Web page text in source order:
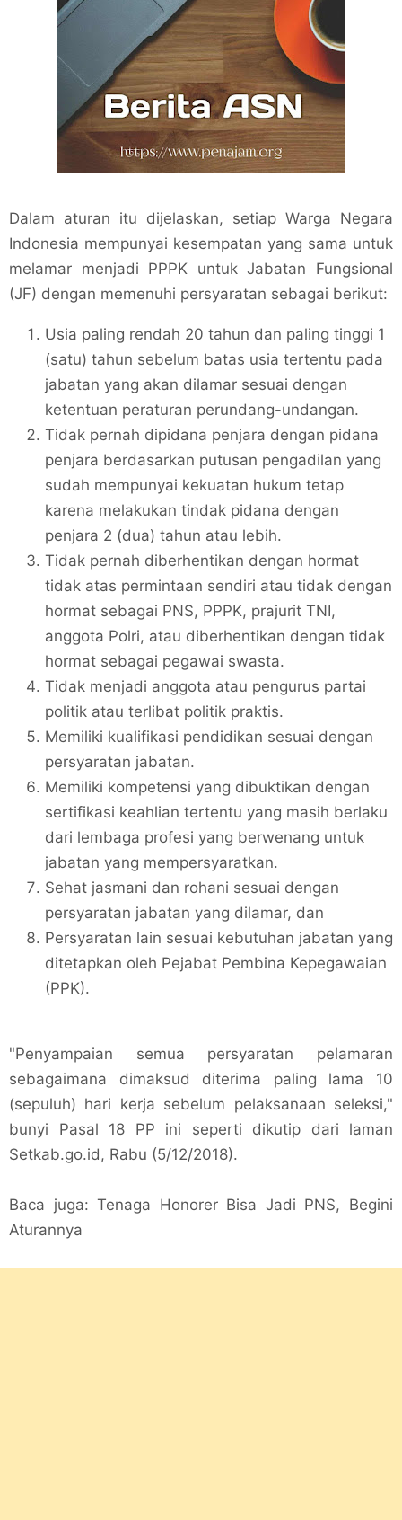
Dalam aturan itu dijelaskan, setiap Warga Negara
Indonesia mempunyai kesempatan yang sama untuk
melamar menjadi PPPK untuk Jabatan Fungsional
(JF) dengan memenuhi persyaratan sebagai berikut:
Usia paling rendah 20 tahun dan paling tinggi 1
(satu) tahun sebelum batas usia tertentu pada
jabatan yang akan dilamar sesuai dengan
ketentuan peraturan perundang-undangan.
Tidak pernah dipidana penjara dengan pidana
penjara berdasarkan putusan pengadilan yang
sudah mempunyai kekuatan hukum tetap
karena melakukan tindak pidana dengan
penjara 2 (dua) tahun atau lebih.
Tidak pernah diberhentikan dengan hormat
tidak atas permintaan sendiri atau tidak dengan
hormat sebagai PNS, PPPK, prajurit TNI,
anggota Polri, atau diberhentikan dengan tidak
hormat sebagai pegawai swasta.
Tidak menjadi anggota atau pengurus partai
politik atau terlibat politik praktis.
Memiliki kualifikasi pendidikan sesuai dengan
persyaratan jabatan.
Memiliki kompetensi yang dibuktikan dengan
sertifikasi keahlian tertentu yang masih berlaku
dari lembaga profesi yang berwenang untuk
jabatan yang mempersyaratkan.
Sehat jasmani dan rohani sesuai dengan
persyaratan jabatan yang dilamar, dan
Persyaratan lain sesuai kebutuhan jabatan yang
ditetapkan oleh Pejabat Pembina Kepegawaian
(PPK).
"Penyampaian semua persyaratan pelamaran
sebagaimana dimaksud diterima paling lama 10
(sepuluh) hari kerja sebelum pelaksanaan seleksi,"
bunyi Pasal 18 PP ini seperti dikutip dari laman
Setkab.go.id, Rabu (5/12/2018).
Baca juga: Tenaga Honorer Bisa Jadi PNS, Begini
Aturannya